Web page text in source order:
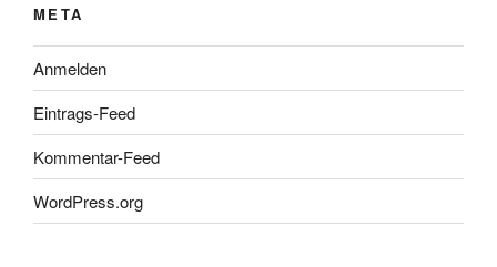
META
Anmelden
Eintrags-Feed
Kommentar-Feed
WordPress.org